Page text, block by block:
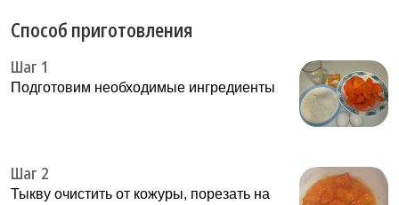
Способ приготовления
Шаг 1
Подготовим необходимые ингредиенты
Шаг 2
Тыкву очистить от кожуры, порезать на